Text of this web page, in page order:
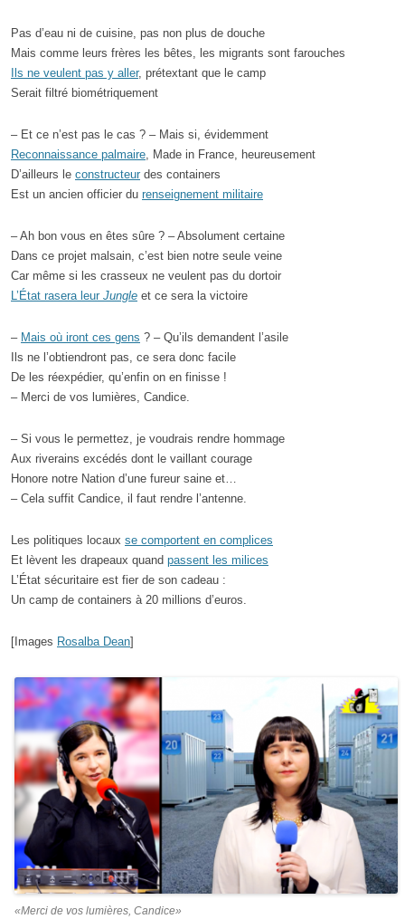
Pas d’eau ni de cuisine, pas non plus de douche
Mais comme leurs frères les bêtes, les migrants sont farouches
Ils ne veulent pas y aller, prétextant que le camp
Serait filtré biométriquement
– Et ce n’est pas le cas ? – Mais si, évidemment
Reconnaissance palmaire, Made in France, heureusement
D’ailleurs le constructeur des containers
Est un ancien officier du renseignement militaire
– Ah bon vous en êtes sûre ? – Absolument certaine
Dans ce projet malsain, c’est bien notre seule veine
Car même si les crasseux ne veulent pas du dortoir
L’État rasera leur Jungle et ce sera la victoire
– Mais où iront ces gens ? – Qu’ils demandent l’asile
Ils ne l’obtiendront pas, ce sera donc facile
De les réexpédier, qu’enfin on en finisse !
– Merci de vos lumières, Candice.
– Si vous le permettez, je voudrais rendre hommage
Aux riverains excédés dont le vaillant courage
Honore notre Nation d’une fureur saine et…
– Cela suffit Candice, il faut rendre l’antenne.
Les politiques locaux se comportent en complices
Et lèvent les drapeaux quand passent les milices
L’État sécuritaire est fier de son cadeau :
Un camp de containers à 20 millions d’euros.
[Images Rosalba Dean]
«Merci de vos lumières, Candice»